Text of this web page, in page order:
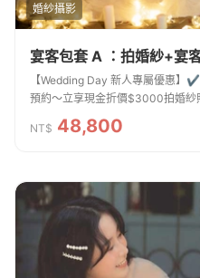
婚紗攝影
宴客包套 A ：拍婚紗+宴
【Wedding Day 新人專屬優惠】
預約〜立享現金折價$3000拍婚紗
包套服務完整，妳婚禮需要的服務
想複雜的新娘精省...
NT$ 48,800